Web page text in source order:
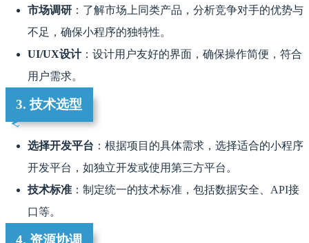
市场调研 ：了解市场上同类产品，分析竞争对手的优势与
不足，确保小程序的独特性。
UI/UX设计：设计用户友好的界面，确保操作简便，符合
用户需求。
3. 技术选型
选择开发平台 ：根据项目的具体需求，选择适合的小程序
开发平台，如独立开发或使用第三方平台。
技术标准 ：制定统一的技术标准，包括数据安全、API接
口等。
4. 资源协调